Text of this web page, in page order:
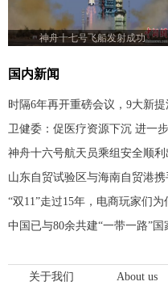
神舟十七号飞船发射成功
国内新闻
时隔6年再开重磅会议，9大新提
卫健委：促医疗资源下沉 进一
神舟十六号航天员乘组安全顺
山东自贸试验区与海南自贸港
“双11”走过15年，电商玩家们为
中国已与80余共建“一带一路”
关于我们 About us